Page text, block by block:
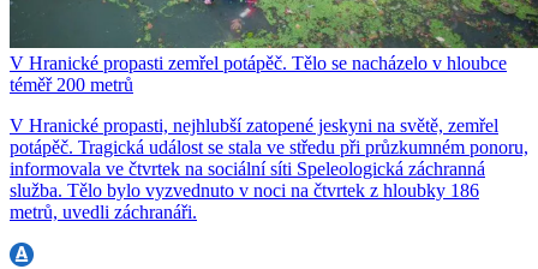
V Hranické propasti zemřel potápěč. Tělo se nacházelo v hloubce
téměř 200 metrů
V Hranické propasti, nejhlubší zatopené jeskyni na světě, zemřel
potápěč. Tragická událost se stala ve středu při průzkumném ponoru,
informovala ve čtvrtek na sociální síti Speleologická záchranná
služba. Tělo bylo vyzvednuto v noci na čtvrtek z hloubky 186
metrů, uvedli záchranáři.